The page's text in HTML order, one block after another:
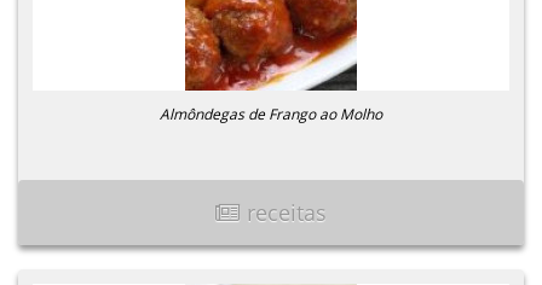
Almôndegas de Frango ao Molho
receitas